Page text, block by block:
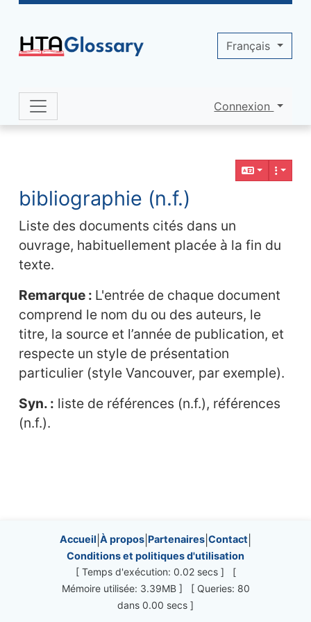
Navigation and related functionality
bibliographie (n.f.)
Liste des documents cités dans un
ouvrage, habituellement placée à la fin du
texte.
Remarque : L'entrée de chaque document
comprend le nom du ou des auteurs, le
titre, la source et l’année de publication, et
respecte un style de présentation
particulier (style Vancouver, par exemple).
Syn. : liste de références (n.f.), références
(n.f.).
Site information, links, etc.
Accueil À propos Partenaires Contact
Conditions et politiques d'utilisation
[ Temps d'exécution: 0.02 secs ] [
Mémoire utilisée: 3.39MB ] [ Queries: 80
dans 0.00 secs ]
Site identity, navigation, etc.
Connexion
Français